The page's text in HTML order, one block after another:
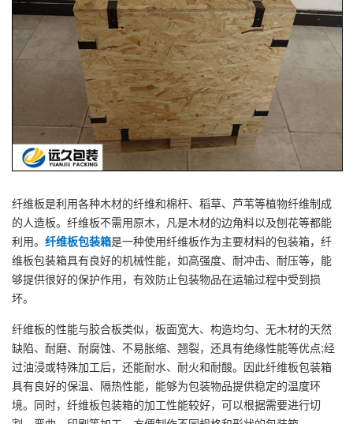
纤维板是利用各种木材的纤维和棉杆、稻草、芦苇等植物纤维制成
的人造板。纤维板不需用原木，凡是木材的边角料以及刨花等都能
利用。 纤维板包装箱是一种使用纤维板作为主要材料的包装箱，纤
维板包装箱具有良好的机械性能，如高强度、耐冲击、耐压等，能
够提供很好的保护作用，有效防止包装物品在运输过程中受到损
坏。
纤维板的性能与胶合板类似，板面宽大、构造均匀、无木材的天然
缺陷、耐磨、耐腐蚀、不易胀缩、翘裂，还具有绝缘性能等优点;经
过油浸或特殊加工后，还能耐水、耐火和耐酸。因此纤维板包装箱
具有良好的保温、隔热性能，能够为包装物品提供稳定的温度环
境。同时，纤维板包装箱的加工性能较好，可以根据需要进行切